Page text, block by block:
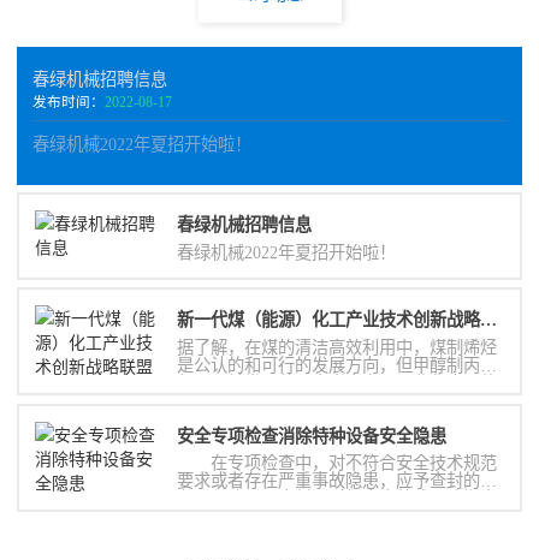
春绿机械招聘信息
发布时间： 2022-08-17
春绿机械2022年夏招开始啦！
春绿机械招聘信息
春绿机械2022年夏招开始啦！
新一代煤（能源）化工产业技术创新战略联盟
据了解，在煤的清洁高效利用中，煤制烯烃
是公认的和可行的发展方向，但甲醇制丙烯
安全专项检查消除特种设备安全隐患
在专项检查中，对不符合安全技术规范
要求或者存在严重事故隐患，应予查封的设